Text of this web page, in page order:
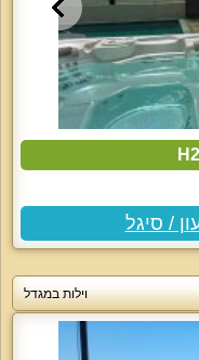
וילות במגדל